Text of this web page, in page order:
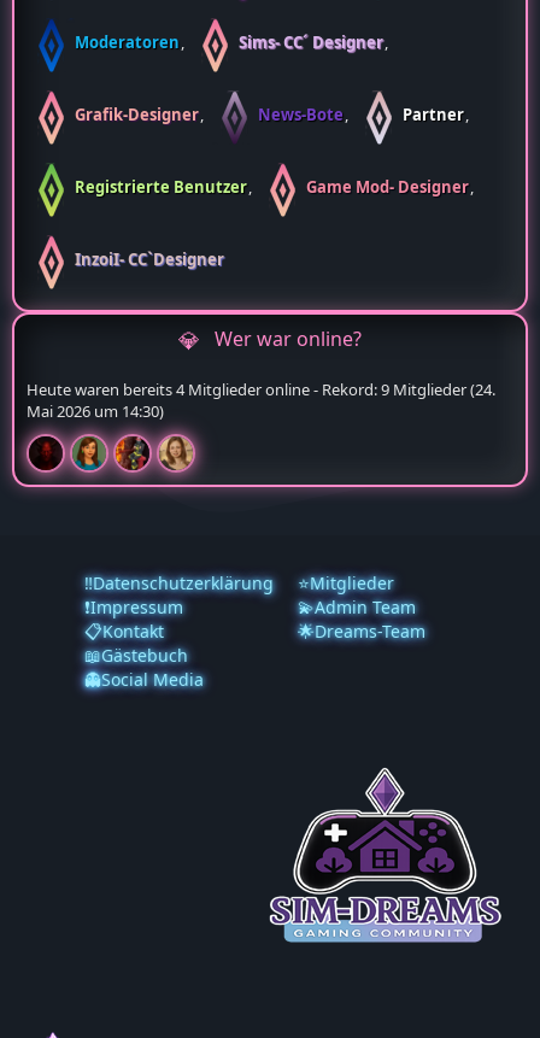
Moderatoren Sims- CC´ Designer
Grafik-Designer News-Bote Partner
Registrierte Benutzer Game Mod- Designer
InzoiI- CC`Designer
Wer war online?
Heute waren bereits 4 Mitglieder online - Rekord: 9 Mitglieder (24.
Mai 2026 um 14:30)
‼️Datenschutzerklärung
❗️Impressum
📋Kontakt
📖Gästebuch
👻Social Media
⭐Mitglieder
💫Admin Team
🌟Dreams-Team